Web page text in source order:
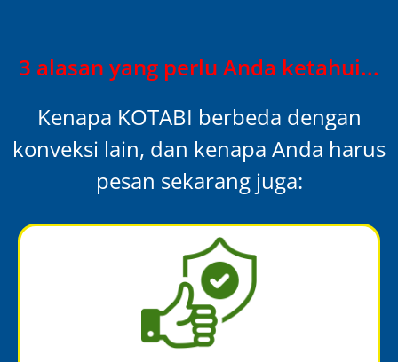
3 alasan yang perlu Anda ketahui...
Kenapa KOTABI berbeda dengan
konveksi lain, dan kenapa Anda harus
pesan sekarang juga: